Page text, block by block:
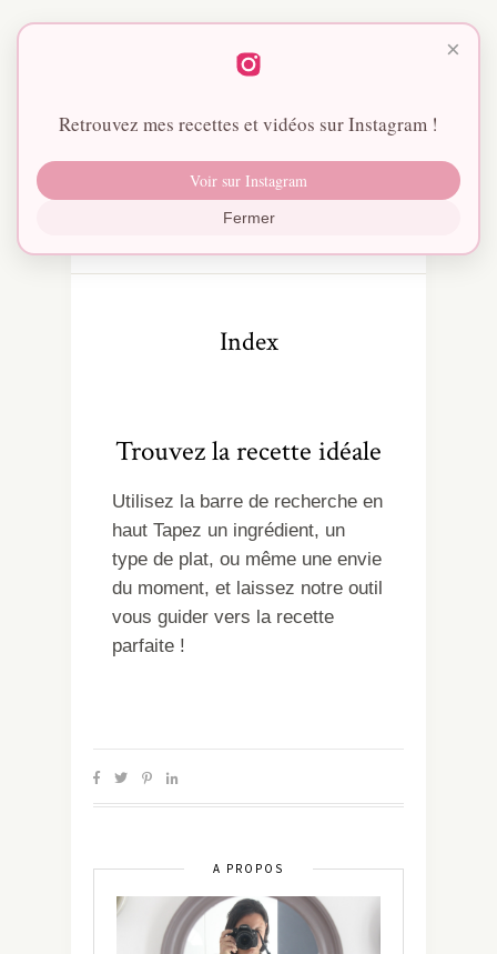
Index
Trouvez la recette idéale
Utilisez la barre de recherche en
haut Tapez un ingrédient, un
type de plat, ou même une envie
du moment, et laissez notre outil
vous guider vers la recette
parfaite !
A PROPOS
×
Retrouvez mes recettes et vidéos sur Instagram !
Voir sur Instagram
Fermer